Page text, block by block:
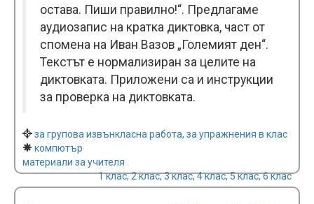
остава. Пиши правилно!“. Предлагаме
аудиозапис на кратка диктовка, част от
спомена на Иван Вазов „Големият ден“.
Текстът е нормализиран за целите на
диктовката. Приложени са и инструкции
за проверка на диктовката.
за групова извънкласна работа, за упражнения в клас
компютър
материали за учителя
1 клас, 2 клас, 3 клас, 4 клас, 5 клас, 6 клас